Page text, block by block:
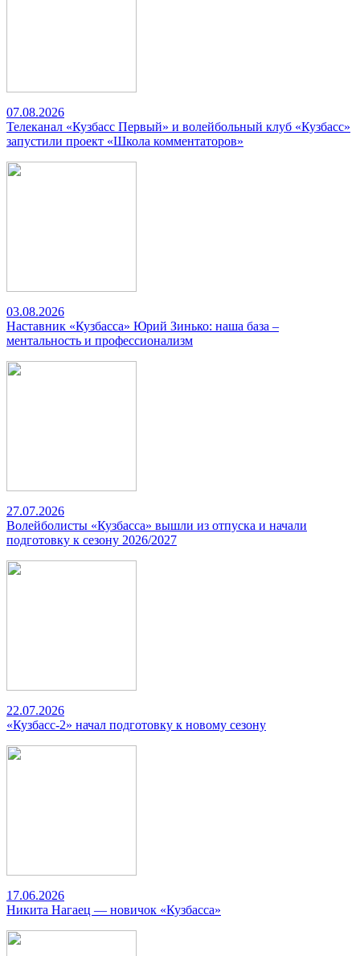
07.08.2026
Телеканал «Кузбасс Первый» и волейбольный клуб «Кузбасс»
запустили проект «Школа комментаторов»
03.08.2026
Наставник «Кузбасса» Юрий Зинько: наша база –
ментальность и профессионализм
27.07.2026
Волейболисты «Кузбасса» вышли из отпуска и начали
подготовку к сезону 2026/2027
22.07.2026
«Кузбасс-2» начал подготовку к новому сезону
17.06.2026
Никита Нагаец — новичок «Кузбасса»